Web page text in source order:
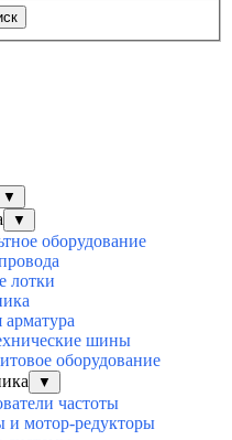
▼
▼
оборудование
лотки
арматура
шины
оборудование
▼
частоты
и мотор-редукторы